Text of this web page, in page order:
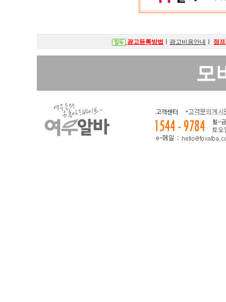
광고등록방법 광고비용안내 점
모